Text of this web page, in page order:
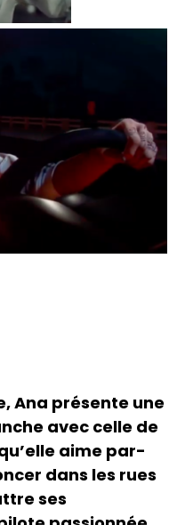
Ana présente une
avec celle de
aime par-
dans les rues
ses